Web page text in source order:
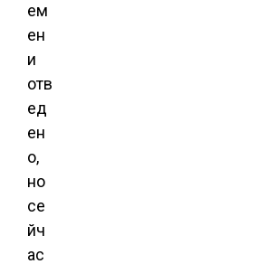
ем
ен
и
отв
ед
ен
о,
но
се
йч
ас